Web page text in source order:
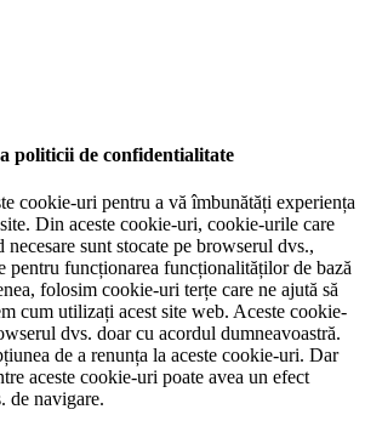
politicii de confidentialitate
cookie-uri pentru a vă îmbunătăți experiența
Din aceste cookie-uri, cookie-urile care
sunt stocate pe browserul dvs.,
pentru funcționarea funcționalităților de bază
folosim cookie-uri terțe care ne ajută să
cum utilizați acest site web. Aceste cookie-
dvs. doar cu acordul dumneavoastră.
de a renunța la aceste cookie-uri. Dar
aceste cookie-uri poate avea un efect
de navigare.